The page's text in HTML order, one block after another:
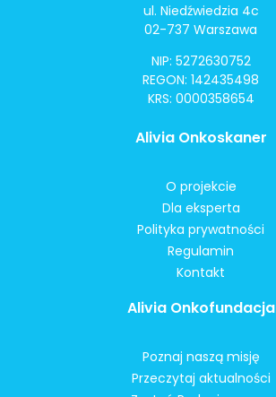
ul. Niedźwiedzia 4c
02-737 Warszawa
NIP: 5272630752
REGON: 142435498
KRS: 0000358654
Alivia Onkoskaner
O projekcie
Dla eksperta
Polityka prywatności
Regulamin
Kontakt
Alivia Onkofundacja
Poznaj naszą misję
Przeczytaj aktualności